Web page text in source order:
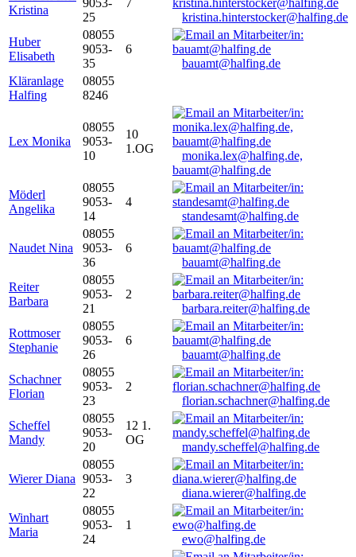
Kristina
9053-
25
7
kristina.hinterstocker@halfing.de
Huber
Elisabeth
08055
9053-
35
6
bauamt@halfing.de
Kläranlage
Halfing
08055
8246
Lex Monika
08055
9053-
10
10
1.OG
monika.lex@halfing.de,
bauamt@halfing.de
Möderl
Angelika
08055
9053-
14
4
standesamt@halfing.de
Naudet Nina
08055
9053-
36
6
bauamt@halfing.de
Reiter
Barbara
08055
9053-
21
2
barbara.reiter@halfing.de
Rottmoser
Stephanie
08055
9053-
26
6
bauamt@halfing.de
Schachner
Florian
08055
9053-
23
2
florian.schachner@halfing.de
Scheffel
Mandy
08055
9053-
20
12 1.
OG
mandy.scheffel@halfing.de
Wierer Diana
08055
9053-
22
3
diana.wierer@halfing.de
Winhart
Maria
08055
9053-
24
1
ewo@halfing.de